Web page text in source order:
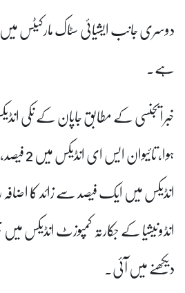
دوسری جانب ایشیائی سٹاک مارکیٹس
ہے۔
ہوا،
انڈیکس میں ایک فیصد سے زائد کا اضافہ
انڈونیشیا کے جکارتہ کمپوزٹ انڈیکس
دیکھنے میں آئی۔